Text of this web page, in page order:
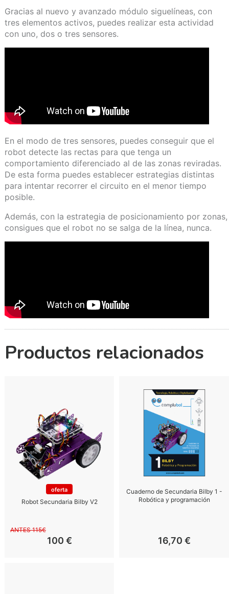
Gracias al nuevo y avanzado módulo siguelíneas, con
tres elementos activos, puedes realizar esta actividad
con uno, dos o tres sensores.
En el modo de tres sensores, puedes conseguir que el
robot detecte las rectas para que tenga un
comportamiento diferenciado al de las zonas reviradas.
De esta forma puedes establecer estrategias distintas
para intentar recorrer el circuito en el menor tiempo
posible.
Además, con la estrategia de posicionamiento por zonas,
consigues que el robot no se salga de la línea, nunca.
Productos relacionados
oferta
Robot Secundaria Bilby V2
ANTES 115€
100 €
Cuaderno de Secundaria Bilby 1 -
Robótica y programación
16,70 €